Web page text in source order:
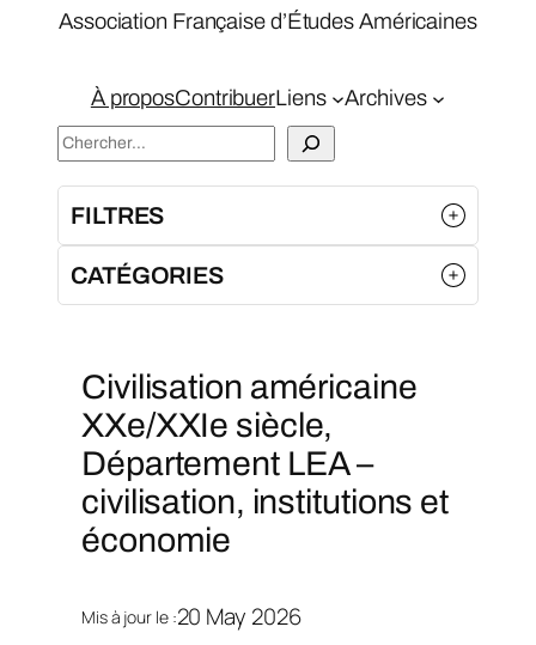
Association Française d’Études Américaines
À proposContribuerLiens Archives
S
e
a
c
FILTRES
CATÉGORIES
Civilisation américaine
XXe/XXIe siècle,
Département LEA –
civilisation, institutions et
économie
Mis à jour le :20 May 2026